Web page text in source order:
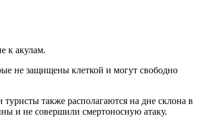
к акулам.
не защищены клеткой и могут свободно
также располагаются на дне склона в
и не совершили смертоносную атаку.